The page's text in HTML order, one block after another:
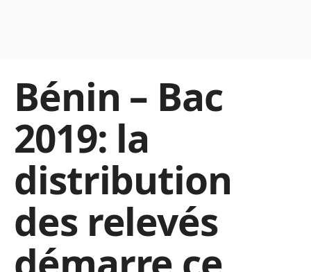
Bénin – Bac
2019: la
distribution
des relevés